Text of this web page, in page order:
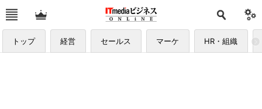
トップ 経営 セールス マーケ HR・組織